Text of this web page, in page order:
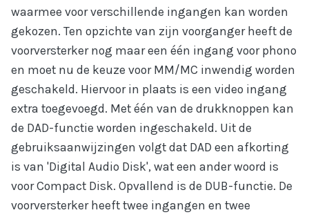
waarmee voor verschillende ingangen kan worden
gekozen. Ten opzichte van zijn voorganger heeft de
voorversterker nog maar een één ingang voor phono
en moet nu de keuze voor MM/MC inwendig worden
geschakeld. Hiervoor in plaats is een video ingang
extra toegevoegd. Met één van de drukknoppen kan
de DAD-functie worden ingeschakeld. Uit de
gebruiksaanwijzingen volgt dat DAD een afkorting
is van 'Digital Audio Disk', wat een ander woord is
voor Compact Disk. Opvallend is de DUB-functie. De
voorversterker heeft twee ingangen en twee